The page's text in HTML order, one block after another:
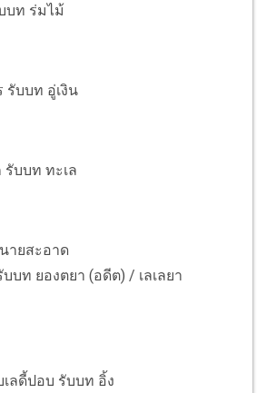
บท ร่มไม้
รับบท อู่เงิน
รับบท ทะเล
ายสะอาด
บท ยองตยา (อดีต) / เลเลยา
ลดี้ปอบ รับบท อิ้ง